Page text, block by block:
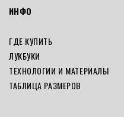
ИНФО
ГДЕ КУПИТЬ
ЛУКБУКИ
ТЕХНОЛОГИИ И МАТЕРИАЛЫ
ТАБЛИЦА РАЗМЕРОВ